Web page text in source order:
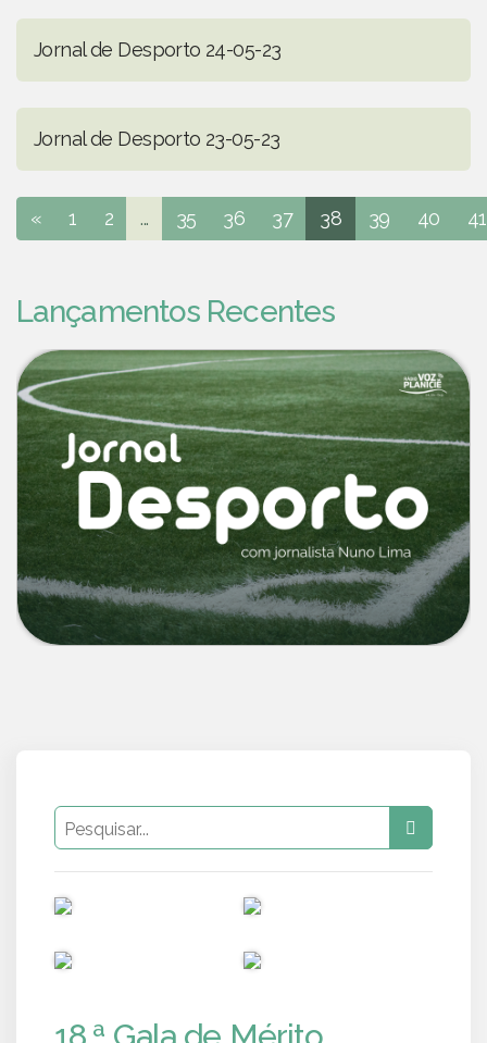
Jornal de Desporto 24-05-23
Jornal de Desporto 23-05-23
« 1 2 ... 35 36 37 38 39 40 41
Lançamentos Recentes